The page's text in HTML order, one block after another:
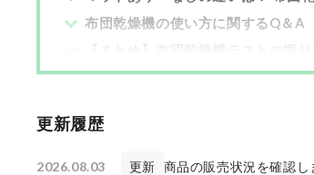
布団乾燥機の使い方に関するQ＆A
更新履歴
2026.08.03 更新 商品の販売状況を確認し